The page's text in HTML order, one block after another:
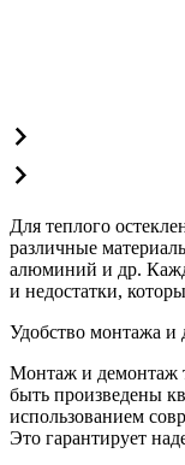
Для теплого
различные
алюминий и др.
и недостатки,
Удобство монтажа и
Монтаж и демонтаж
быть произведены
использованием
Это гарантирует